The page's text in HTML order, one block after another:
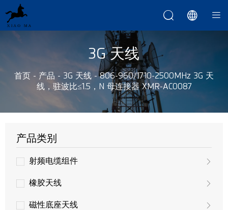
  
3G 天线
首页 - 产品 - 3G 天线 -806-960/1710-2500MHz 3G 天
线，驻波比≤1.5，N 母连接器 XMR-AC0087
产品类别
射频电缆组件
橡胶天线
磁性底座天线